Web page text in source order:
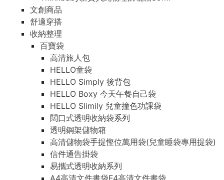
文創商品
舒適穿搭
收納整理
百寶袋
高清旅人包
HELLO童袋
HELLO Simply 後背包
HELLO Boxy 今天午餐自己袋
HELLO Slimily 兒童撞色功課袋
闊口式透明收納袋系列
透明鋼架儲物箱
高清儲物袋手提慳位萬用袋(兒童睡袋專用提袋)
信件通告掛袋
易攜式透明收納系列
A4高清文件書袋F4高清文件書袋